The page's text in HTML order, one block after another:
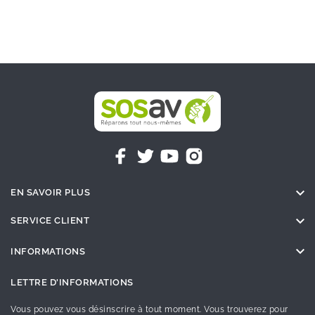
EN SAVOIR PLUS 
SERVICE CLIENT 
INFORMATIONS 
LETTRE D'INFORMATIONS
Vous pouvez vous désinscrire à tout moment. Vous trouverez pour